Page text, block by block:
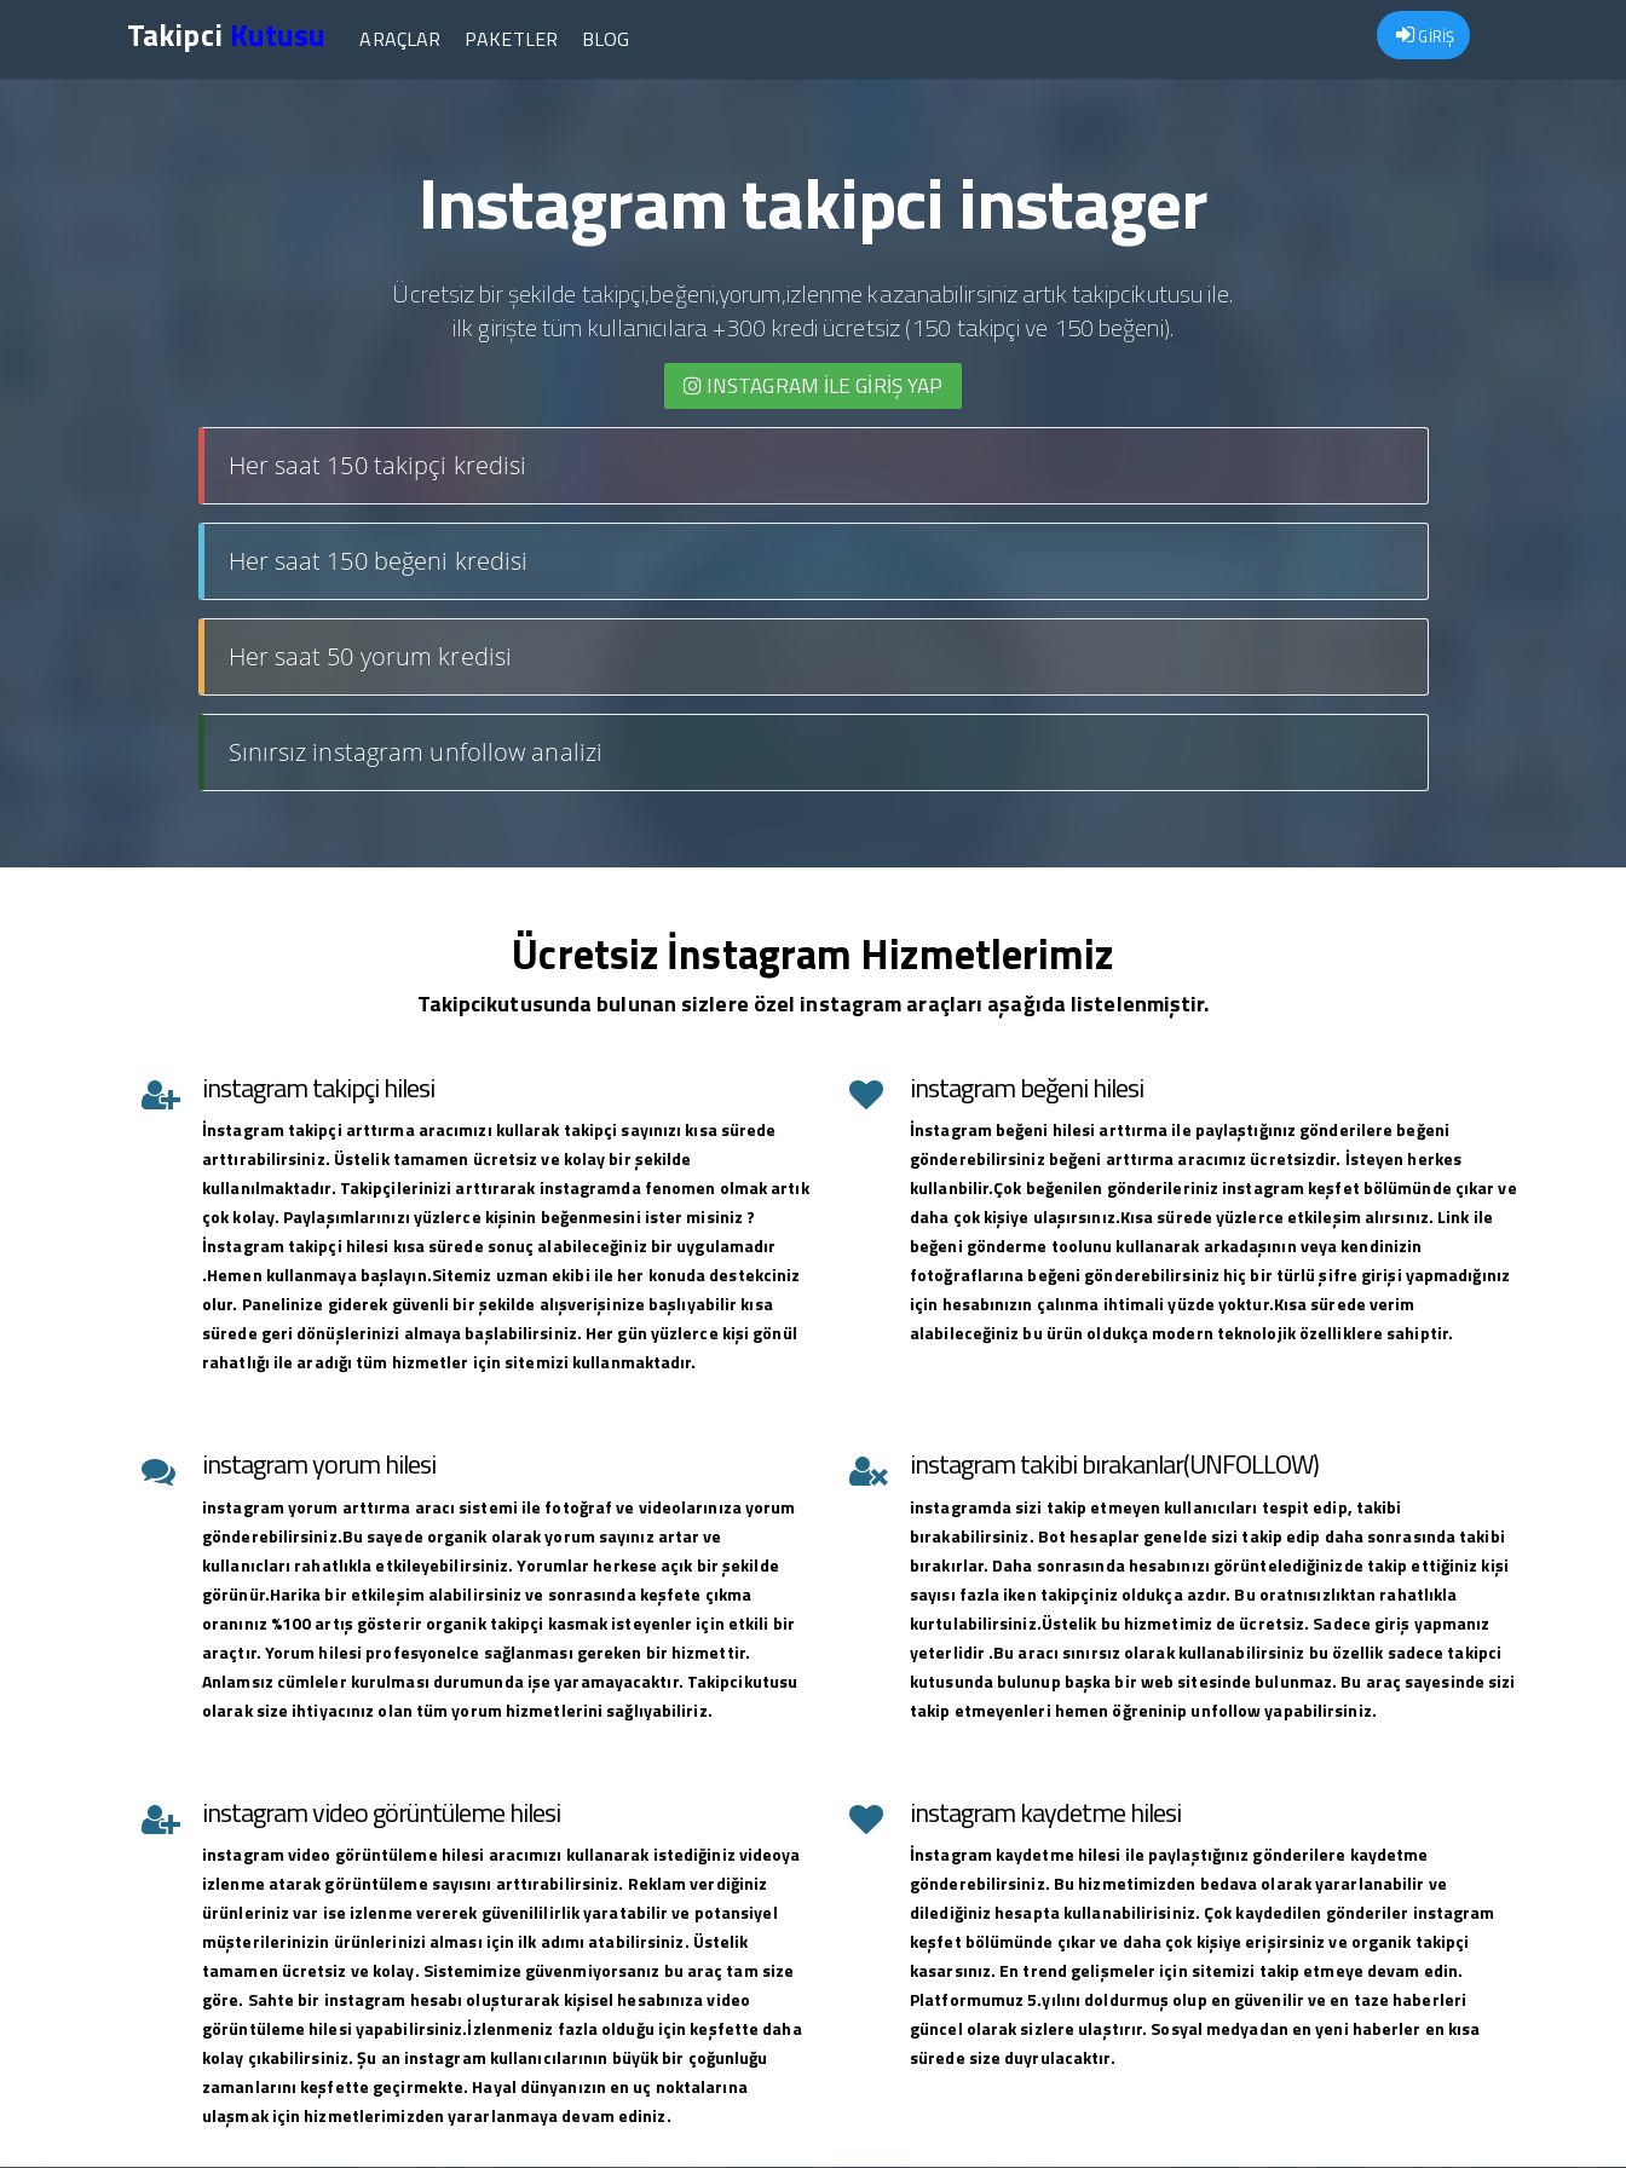
Takipci Kutusu GİRİŞ
ARAÇLAR PAKETLER BLOG
Instagram takipci instager
Ücretsiz bir şekilde takipçi,beğeni,yorum,izlenme kazanabilirsiniz artık takipcikutusu ile.
ilk girişte tüm kullanıcılara +300 kredi ücretsiz (150 takipçi ve 150 beğeni).
INSTAGRAM İLE GIRIŞ YAP
Her saat 150 takipçi kredisi
Her saat 150 beğeni kredisi
Her saat 50 yorum kredisi
Sınırsız instagram unfollow analizi
Ücretsiz İnstagram Hizmetlerimiz
Takipcikutusunda bulunan sizlere özel instagram araçları aşağıda listelenmiştir.
instagram takipçi hilesi
İnstagram takipçi arttırma aracımızı kullarak takipçi sayınızı kısa sürede
arttırabilirsiniz. Üstelik tamamen ücretsiz ve kolay bir şekilde
kullanılmaktadır. Takipçilerinizi arttırarak instagramda fenomen olmak artık
çok kolay. Paylaşımlarınızı yüzlerce kişinin beğenmesini ister misiniz ?
İnstagram takipçi hilesi kısa sürede sonuç alabileceğiniz bir uygulamadır
.Hemen kullanmaya başlayın.Sitemiz uzman ekibi ile her konuda destekciniz
olur. Panelinize giderek güvenli bir şekilde alışverişinize başlıyabilir kısa
sürede geri dönüşlerinizi almaya başlabilirsiniz. Her gün yüzlerce kişi gönül
rahatlığı ile aradığı tüm hizmetler için sitemizi kullanmaktadır.
instagram beğeni hilesi
İnstagram beğeni hilesi arttırma ile paylaştığınız gönderilere beğeni
gönderebilirsiniz beğeni arttırma aracımız ücretsizdir. İsteyen herkes
kullanbilir.Çok beğenilen gönderileriniz instagram keşfet bölümünde çıkar ve
daha çok kişiye ulaşırsınız.Kısa sürede yüzlerce etkileşim alırsınız. Link ile
beğeni gönderme toolunu kullanarak arkadaşının veya kendinizin
fotoğraflarına beğeni gönderebilirsiniz hiç bir türlü şifre girişi yapmadığınız
için hesabınızın çalınma ihtimali yüzde yoktur.Kısa sürede verim
alabileceğiniz bu ürün oldukça modern teknolojik özelliklere sahiptir.
instagram yorum hilesi
instagram yorum arttırma aracı sistemi ile fotoğraf ve videolarınıza yorum
gönderebilirsiniz.Bu sayede organik olarak yorum sayınız artar ve
kullanıcları rahatlıkla etkileyebilirsiniz. Yorumlar herkese açık bir şekilde
görünür.Harika bir etkileşim alabilirsiniz ve sonrasında keşfete çıkma
oranınız %100 artış gösterir organik takipçi kasmak isteyenler için etkili bir
araçtır. Yorum hilesi profesyonelce sağlanması gereken bir hizmettir.
Anlamsız cümleler kurulması durumunda işe yaramayacaktır. Takipcikutusu
olarak size ihtiyacınız olan tüm yorum hizmetlerini sağlıyabiliriz.
instagram takibi bırakanlar(UNFOLLOW)
instagramda sizi takip etmeyen kullanıcıları tespit edip, takibi
bırakabilirsiniz. Bot hesaplar genelde sizi takip edip daha sonrasında takibi
bırakırlar. Daha sonrasında hesabınızı görüntelediğinizde takip ettiğiniz kişi
sayısı fazla iken takipçiniz oldukça azdır. Bu oratnısızlıktan rahatlıkla
kurtulabilirsiniz.Üstelik bu hizmetimiz de ücretsiz. Sadece giriş yapmanız
yeterlidir .Bu aracı sınırsız olarak kullanabilirsiniz bu özellik sadece takipci
kutusunda bulunup başka bir web sitesinde bulunmaz. Bu araç sayesinde sizi
takip etmeyenleri hemen öğreninip unfollow yapabilirsiniz.
instagram video görüntüleme hilesi
instagramvideo görüntüleme hilesi aracımızı kullanarak istediğiniz videoya
izlenme atarak görüntüleme sayısını arttırabilirsiniz. Reklam verdiğiniz
ürünleriniz var ise izlenme vererek güvenililirlik yaratabilir ve potansiyel
müşterilerinizin ürünlerinizi alması için ilk adımı atabilirsiniz. Üstelik
tamamen ücretsiz ve kolay. Sistemimize güvenmiyorsanız bu araç tam size
göre. Sahte bir instagram hesabı oluşturarak kişisel hesabınıza video
görüntüleme hilesi yapabilirsiniz.İzlenmeniz fazla olduğu için keşfette daha
kolay çıkabilirsiniz. Şu an instagram kullanıcılarının büyük bir çoğunluğu
zamanlarını keşfette geçirmekte. Hayal dünyanızın en uç noktalarına
ulaşmak için hizmetlerimizden yararlanmaya devam ediniz.
instagram kaydetme hilesi
İnstagram kaydetme hilesi ile paylaştığınız gönderilere kaydetme
gönderebilirsiniz. Bu hizmetimizden bedava olarak yararlanabilir ve
dilediğiniz hesapta kullanabilirisiniz. Çok kaydedilen gönderiler instagram
keşfet bölümünde çıkar ve daha çok kişiye erişirsiniz ve organik takipçi
kasarsınız. En trend gelişmeler için sitemizi takip etmeye devam edin.
Platformumuz 5.yılını doldurmuş olup en güvenilir ve en taze haberleri
güncel olarak sizlere ulaştırır. Sosyal medyadan en yeni haberler en kısa
sürede size duyrulacaktır.